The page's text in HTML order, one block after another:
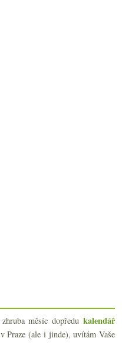
NY Times a M...
2010 a cesta z...
krtka
konzumací otevírá...
zhruba měsíc dopředukalendář
Praze (ale i jinde), uvítám Vaše